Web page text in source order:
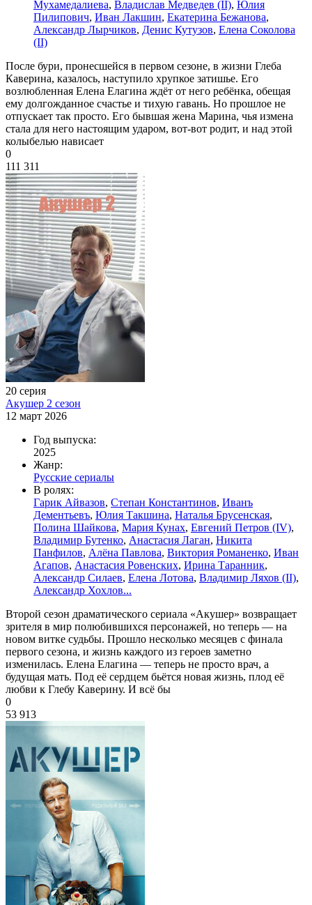
Мухамедалиева, Владислав Медведев (II), Юлия
Пилипович, Иван Лакшин, Екатерина Бежанова,
Александр Лырчиков, Денис Кутузов, Елена Соколова
(II)
После бури, пронесшейся в первом сезоне, в жизни Глеба
Каверина, казалось, наступило хрупкое затишье. Его
возлюбленная Елена Елагина ждёт от него ребёнка, обещая
ему долгожданное счастье и тихую гавань. Но прошлое не
отпускает так просто. Его бывшая жена Марина, чья измена
стала для него настоящим ударом, вот-вот родит, и над этой
колыбелью нависает
0
111 311
20 серия
Акушер 2 сезон
12 март 2026
Год выпуска:
2025
Жанр:
Русские сериалы
В ролях:
Гарик Айвазов, Степан Константинов, Иванъ
Дементьевъ, Юлия Такшина, Наталья Брусенская,
Полина Шайкова, Мария Кунах, Евгений Петров (IV),
Владимир Бутенко, Анастасия Лаган, Никита
Панфилов, Алёна Павлова, Виктория Романенко, Иван
Агапов, Анастасия Ровенских, Ирина Таранник,
Александр Силаев, Елена Лотова, Владимир Ляхов (II),
Александр Хохлов...
Второй сезон драматического сериала «Акушер» возвращает
зрителя в мир полюбившихся персонажей, но теперь — на
новом витке судьбы. Прошло несколько месяцев с финала
первого сезона, и жизнь каждого из героев заметно
изменилась. Елена Елагина — теперь не просто врач, а
будущая мать. Под её сердцем бьётся новая жизнь, плод её
любви к Глебу Каверину. И всё бы
0
53 913